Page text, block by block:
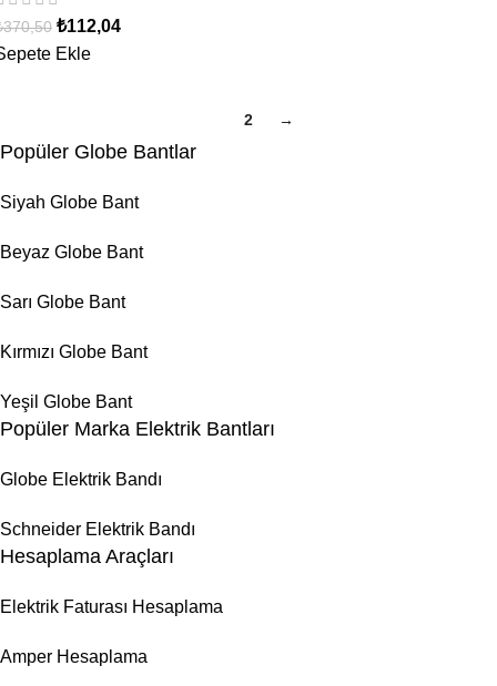
370,50 ₺112,04
Ekle
2 →
Popüler Globe Bantlar
Siyah Globe Bant
Beyaz Globe Bant
Sarı Globe Bant
Kırmızı Globe Bant
Yeşil Globe Bant
Popüler Marka Elektrik Bantları
Globe Elektrik Bandı
Schneider Elektrik Bandı
Hesaplama Araçları
Elektrik Faturası Hesaplama
Amper Hesaplama